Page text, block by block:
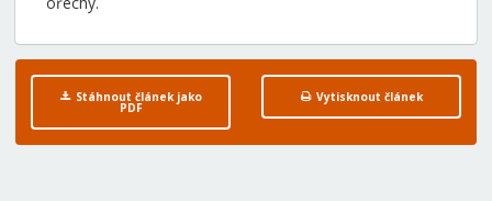
Stáhnout článek jako
PDF
Vytisknout článek